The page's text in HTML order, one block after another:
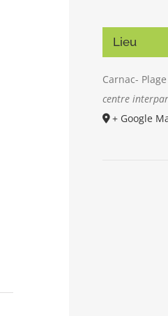
Lieu
Carnac- Plage
centre
+ Google